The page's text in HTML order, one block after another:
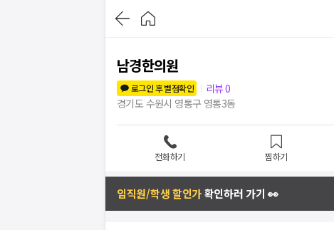
남경한의원
로그인 후 별점확인
리뷰0
경기도 수원시 영통구 영통3동
전화하기 찜하기
임직원/학생 할인가확인하러 가기 👀